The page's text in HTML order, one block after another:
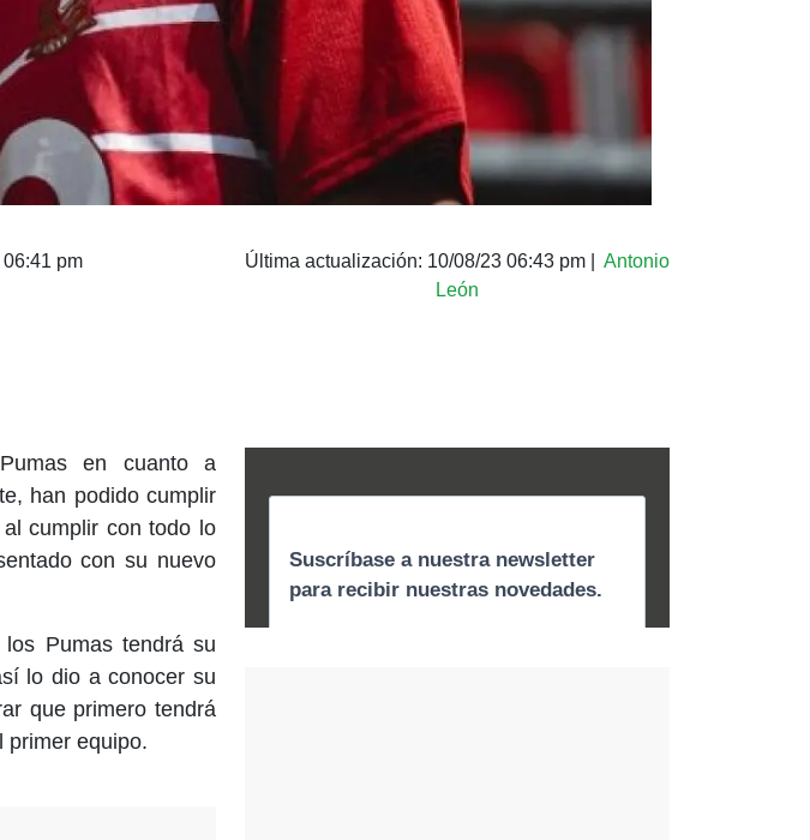
pm Última actualización: 10/08/23 06:43 pm
Antonio
León
en cuanto a
han podido cumplir
cumplir con todo lo
con su nuevo
Pumas tendrá su
lo dio a conocer su
que primero tendrá
primer equipo.